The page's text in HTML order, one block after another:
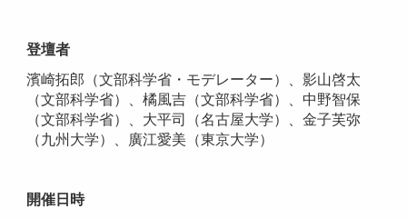
登壇者
濱崎拓郎（文部科学省・モデレーター）、影山啓太
（文部科学省）、橘風吉（文部科学省）、中野智保
（文部科学省）、大平司（名古屋大学）、金子芙弥
（九州大学）、廣江愛美（東京大学）
開催日時